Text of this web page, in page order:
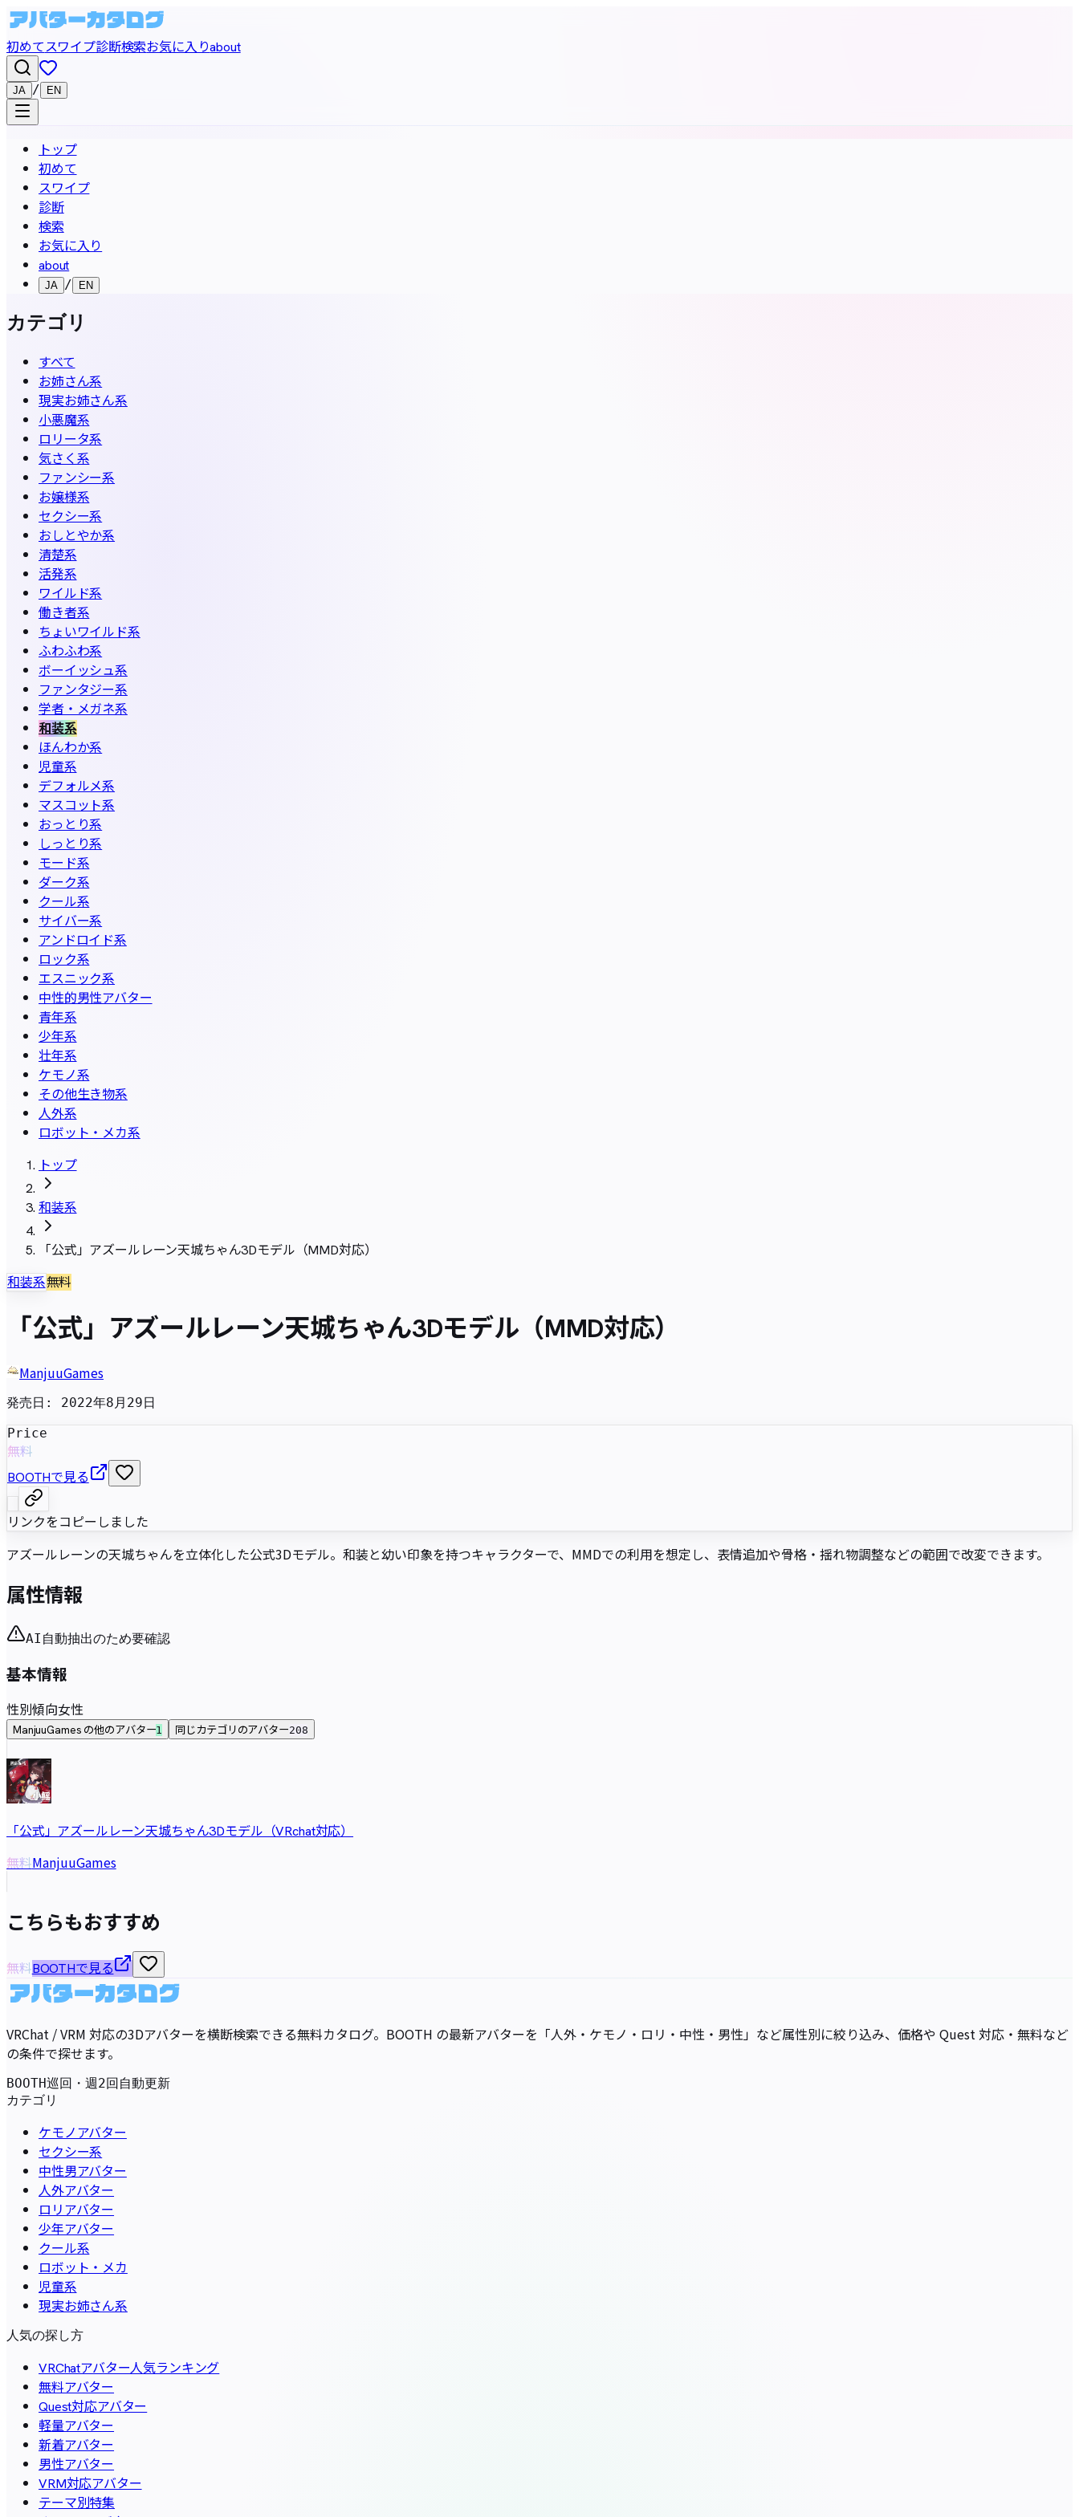
初めてスワイプ診断検索お気に入りabout
JA / EN
トップ
初めて
スワイプ
診断
検索
お気に入り
about
JA / EN
カテゴリ
すべて
お姉さん系
現実お姉さん系
小悪魔系
ロリータ系
気さく系
ファンシー系
お嬢様系
セクシー系
おしとやか系
清楚系
活発系
ワイルド系
働き者系
ちょいワイルド系
ふわふわ系
ボーイッシュ系
ファンタジー系
学者・メガネ系
和装系
ほんわか系
児童系
デフォルメ系
マスコット系
おっとり系
しっとり系
モード系
ダーク系
クール系
サイバー系
アンドロイド系
ロック系
エスニック系
中性的男性アバター
青年系
少年系
壮年系
ケモノ系
その他生き物系
人外系
ロボット・メカ系
トップ
和装系
「公式」アズールレーン天城ちゃん3Dモデル（MMD対応）
和装系無料
「公式」アズールレーン天城ちゃん3Dモデル（MMD対応）
ManjuuGames
発売日 :
2022年8月29日
Price
無料
BOOTHで見る
リンクをコピーしました
アズールレーンの天城ちゃんを立体化した公式3Dモデル。和装と幼い印象を持つキャラクターで、MMDでの利用を想定し、表情追加や骨格・揺れ物調整などの範囲で改変できます。
属性情報
AI自動抽出のため要確認
基本情報
性別傾向女性
ManjuuGames の他のアバター1 同じカテゴリのアバター208
「公式」アズールレーン天城ちゃん3Dモデル（VRchat対応）
無料ManjuuGames
こちらもおすすめ
無料BOOTHで見る
VRChat / VRM 対応の3Dアバターを横断検索できる無料カタログ。BOOTH の最新アバターを「人外・ケモノ・ロリ・中性・男性」など属性別に絞り込み、価格や Quest 対応・無料など
の条件で探せます。
BOOTH巡回・週2回自動更新
カテゴリ
ケモノアバター
セクシー系
中性男アバター
人外アバター
ロリアバター
少年アバター
クール系
ロボット・メカ
児童系
現実お姉さん系
人気の探し方
VRChatアバター人気ランキング
無料アバター
Quest対応アバター
軽量アバター
新着アバター
男性アバター
VRM対応アバター
テーマ別特集